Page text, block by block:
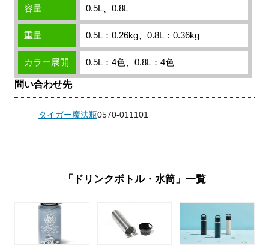
容量 0.5L、0.8L
重量 0.5L：0.26kg、0.8L：0.36kg
カラー展開 0.5L：4色、0.8L：4色
問い合わせ先
タイガー魔法瓶0570-011101
「ドリンクボトル・水筒」一覧